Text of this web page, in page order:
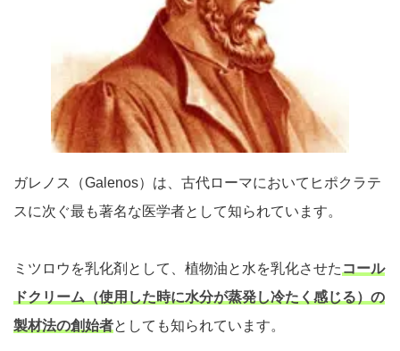
ガレノス（Galenos）は、古代ローマにおいてヒポクラテ
スに次ぐ最も著名な医学者として知られています。
ミツロウを乳化剤として、植物油と水を乳化させた コール
ドクリーム（使用した時に水分が蒸発し冷たく感じる）の
製材法の創始者としても知られています。